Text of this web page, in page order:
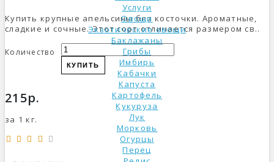
Услуги
Овощи
Экзотические овощи
Баклажаны
Грибы
Имбирь
Кабачки
Капуста
Картофель
Кукуруза
Лук
Морковь
Огурцы
Перец
Купить крупные апельсины без косточки. Ароматные,
сладкие и сочные. Этот сорт отличается размером св..
Количество
КУПИТЬ
215р.
за 1 кг.